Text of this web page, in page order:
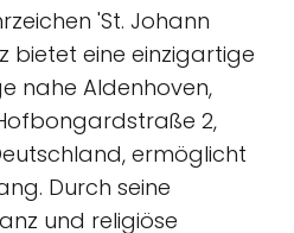
'St. Johann
bietet eine einzigartige
nahe Aldenhoven,
2,
ermöglicht
Durch seine
und religiöse